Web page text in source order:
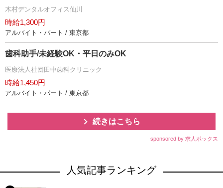
木村デンタルオフィス仙川
時給1,300円
アルバイト・パート / 東京都
歯科助手/未経験OK・平日のみOK
医療法人社団田中歯科クリニック
時給1,450円
アルバイト・パート / 東京都
続きはこちら
sponsored by 求人ボックス
人気記事ランキング